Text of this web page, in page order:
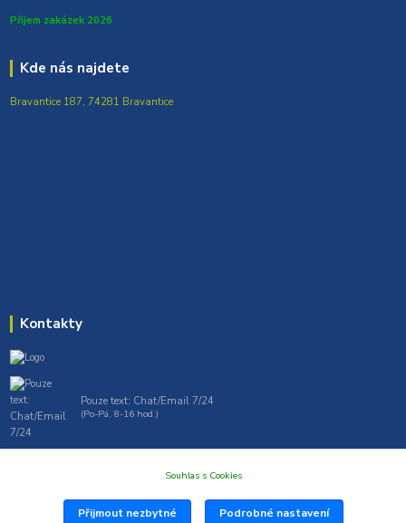
Přijem zakázek 2026
Kde nás najdete
Bravantice 187, 74281 Bravantice
Kontakty
Pouze text: Chat/Email 7/24
(Po-Pá, 8-16 hod.)
Souhlas s Cookies
Přijmout nezbytné Podrobné nastavení